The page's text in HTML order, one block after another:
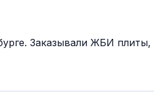
Заказывали ЖБИ